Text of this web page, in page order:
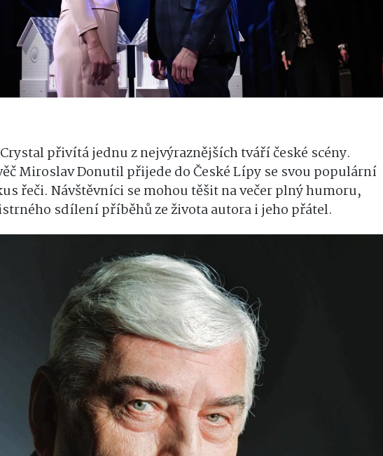
přivítá jednu z nejvýraznějších tváří české scény.
Miroslav Donutil přijede do České Lípy se svou populární
řeči. Návštěvníci se mohou těšit na večer plný humoru,
sdílení příběhů ze života autora i jeho přátel.